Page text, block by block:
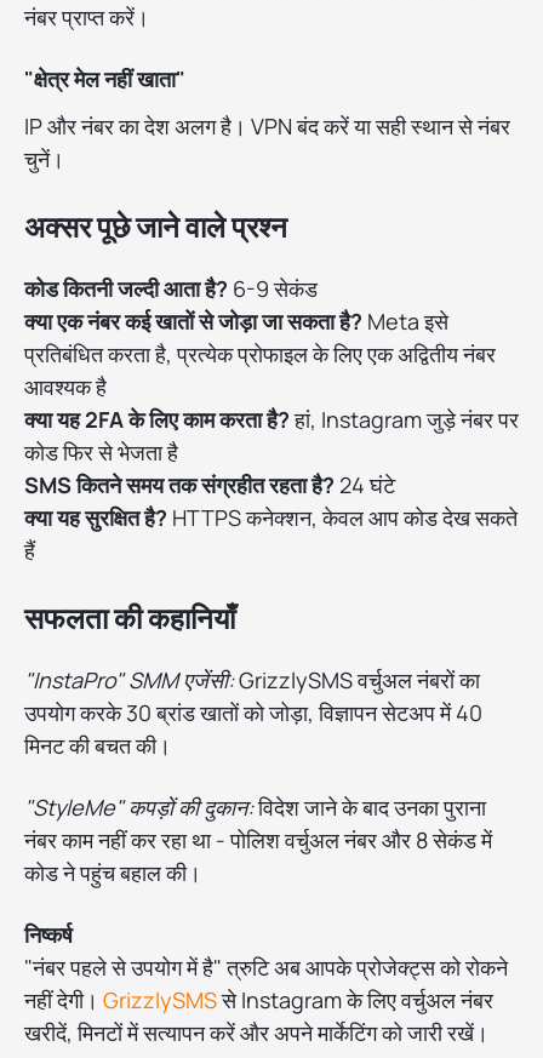
नंबर प्राप्त करें।
"क्षेत्र मेल नहीं खाता"
IP और नंबर का देश अलग है। VPN बंद करें या सही स्थान से नंबर
चुनें।
अक्सर पूछे जाने वाले प्रश्न
कोड कितनी जल्दी आता है? 6-9 सेकंड
क्या एक नंबर कई खातों से जोड़ा जा सकता है? Meta इसे
प्रतिबंधित करता है, प्रत्येक प्रोफाइल के लिए एक अद्वितीय नंबर
आवश्यक है
क्या यह 2FA के लिए काम करता है?हां, Instagram जुड़े नंबर पर
कोड फिर से भेजता है
SMS कितने समय तक संग्रहीत रहता है? 24 घंटे
क्या यह सुरक्षित है? HTTPS कनेक्शन, केवल आप कोड देख सकते
हैं
सफलता की कहानियाँ
"InstaPro" SMM एजेंसी:GrizzlySMS वर्चुअल नंबरों का
उपयोग करके 30 ब्रांड खातों को जोड़ा, विज्ञापन सेटअप में 40
मिनट की बचत की।
"StyleMe" कपड़ों की दुकान:विदेश जाने के बाद उनका पुराना
नंबर काम नहीं कर रहा था - पोलिश वर्चुअल नंबर और 8 सेकंड में
कोड ने पहुंच बहाल की।
निष्कर्ष
"नंबर पहले से उपयोग में है" त्रुटि अब आपके प्रोजेक्ट्स को रोकने
नहीं देगी। GrizzlySMSसे Instagram के लिए वर्चुअल नंबर
खरीदें, मिनटों में सत्यापन करें और अपने मार्केटिंग को जारी रखें।